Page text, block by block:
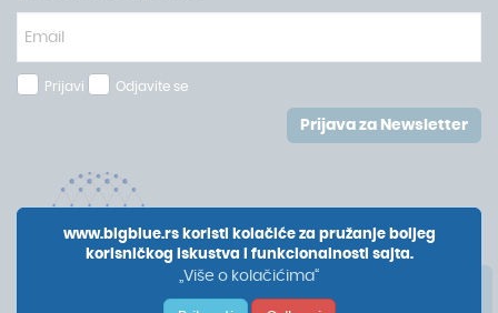
Prijavi Odjavite se
Prijava za Newsletter
www.bigblue.rs koristi kolačiće za pružanje boljeg
korisničkog iskustva i funkcionalnosti sajta.
„Više o kolačićima“